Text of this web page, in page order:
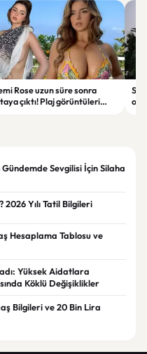
Rose uzun süre sonra
çıktı! Plaj görüntüleri
Sevgilisi İçin Silaha
Yılı Tatil Bilgileri
Hesaplama Tablosu ve
Yüksek Aidatlara
Köklü Değişiklikler
Bilgileri ve 20 Bin Lira